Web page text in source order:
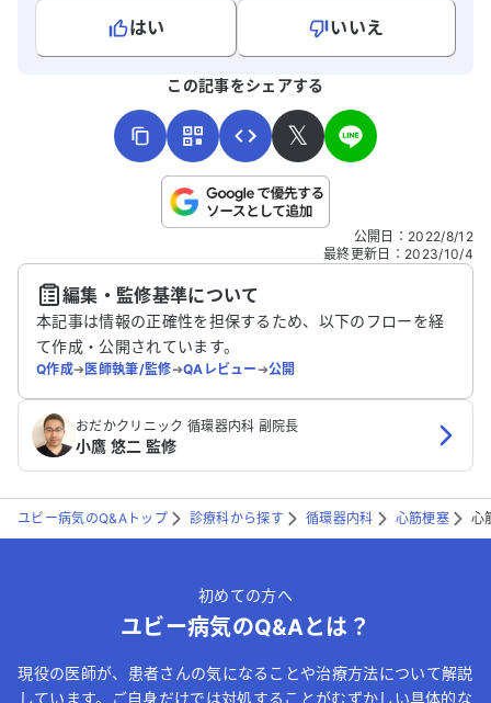
はい
いいえ
こちらは送信専用のフォームです。氏名やご自身の病気の詳細な
送信する
この記事をシェアする
𝕏
公開日 ： 2022/8/12
最終更新日 ： 2023/10/4
編集・監修基準について
本記事は情報の正確性を担保するため、以下のフローを経
て作成・公開されています。
Q作成➔医師執筆/監修➔QAレビュー➔公開
おだかクリニック 循環器内科 副院長
小鷹 悠二 監修
ユビー病気のQ&Aトップ 診療科から探す 循環器内科 心筋梗塞 心
初めての方へ
ユビー病気のQ&Aとは？
現役の医師が、患者さんの気になることや治療方法について解説
しています。ご自身だけでは対処することがむずかしい具体的な